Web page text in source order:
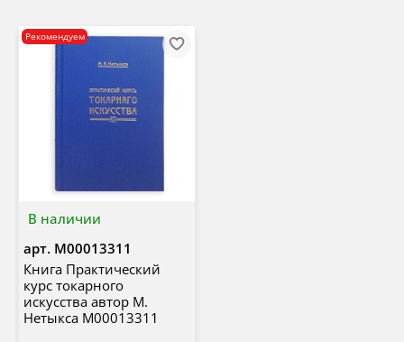
В наличии
Рекомендуем
арт. М00013311
Книга Практический
курс токарного
искусства автор М.
Нетыкса М00013311